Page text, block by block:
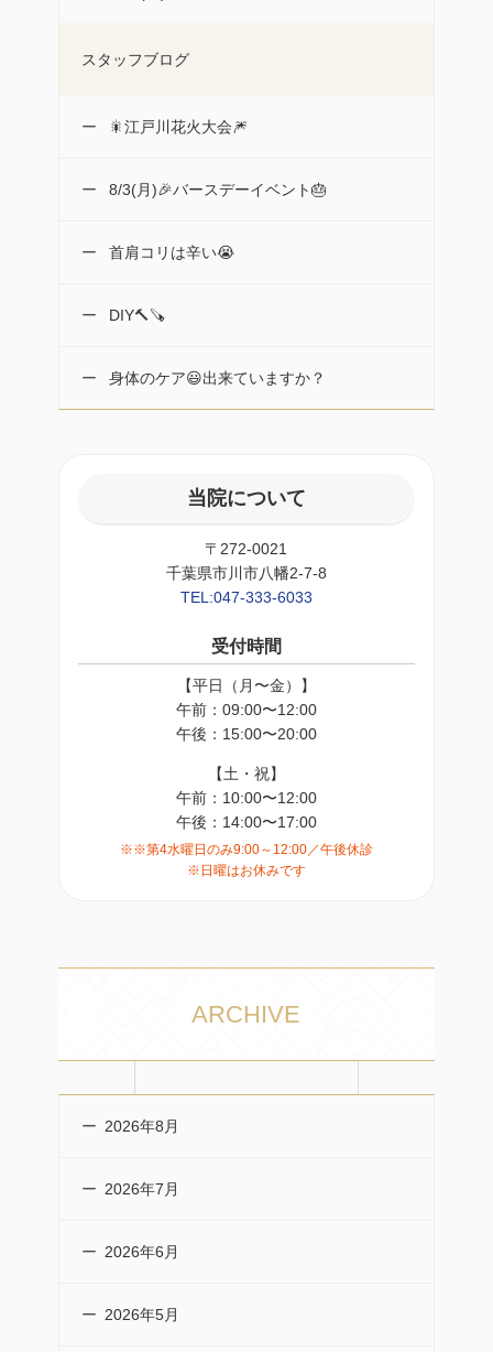
スタッフブログ
🎇江戸川花火大会🎆
8/3(月)🎉バースデーイベント🎂
首肩コリは辛い😭
DIY🔨🪚
身体のケア😃出来ていますか？
当院について
〒272-0021
千葉県市川市八幡2-7-8
TEL:047-333-6033
受付時間
【平日（月〜金）】
午前：09:00〜12:00
午後：15:00〜20:00
【土・祝】
午前：10:00〜12:00
午後：14:00〜17:00
※※第4水曜日のみ9:00～12:00／午後休診
※日曜はお休みです
ARCHIVE
2026年8月
2026年7月
2026年6月
2026年5月